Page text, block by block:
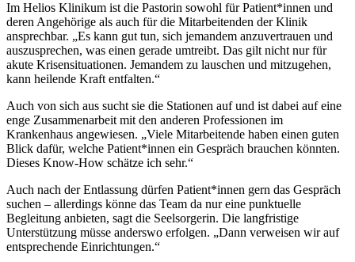
Im Helios Klinikum ist die Pastorin sowohl für Patient*innen und
deren Angehörige als auch für die Mitarbeitenden der Klinik
ansprechbar. „Es kann gut tun, sich jemandem anzuvertrauen und
auszusprechen, was einen gerade umtreibt. Das gilt nicht nur für
akute Krisensituationen. Jemandem zu lauschen und mitzugehen,
kann heilende Kraft entfalten.“
Auch von sich aus sucht sie die Stationen auf und ist dabei auf eine
enge Zusammenarbeit mit den anderen Professionen im
Krankenhaus angewiesen. „Viele Mitarbeitende haben einen guten
Blick dafür, welche Patient*innen ein Gespräch brauchen könnten.
Dieses Know-How schätze ich sehr.“
Auch nach der Entlassung dürfen Patient*innen gern das Gespräch
suchen – allerdings könne das Team da nur eine punktuelle
Begleitung anbieten, sagt die Seelsorgerin. Die langfristige
Unterstützung müsse anderswo erfolgen. „Dann verweisen wir auf
entsprechende Einrichtungen.“